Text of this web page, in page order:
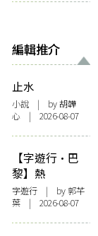
編輯推介
止水
小說 | by 胡韡
心 | 2026-08-07
【字遊行·巴
黎】熱
字遊行 | by 郭芊
葉 | 2026-08-07